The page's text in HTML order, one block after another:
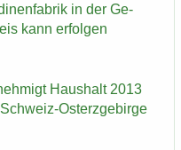
in der Ge­
kann er­fol­gen
Haus­halt 2013
​Osterzgebirge